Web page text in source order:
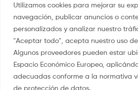
Utilizamos cookies para mejorar su
navegación, publicar anuncios o
personalizados y analizar nuestro
"Aceptar todo", acepta nuestro uso
Algunos proveedores pueden estar
Espacio Económico Europeo,
adecuadas conforme a la normativa
de protección de datos.
2009 / ©2025
reservados.
Aviso legal–Uso del sitio –
de privacidad y Protección de Dato –